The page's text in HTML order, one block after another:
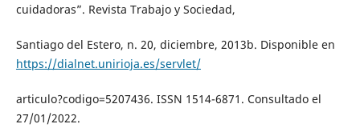
cuidadoras”. Revista Trabajo y Sociedad,
Santiago del Estero, n. 20, diciembre, 2013b. Disponible en
https://dialnet.unirioja.es/servlet/
articulo?codigo=5207436. ISSN 1514-6871. Consultado el
27/01/2022.